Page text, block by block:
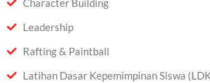
Character Building
Leadership
Rafting & Paintball
Latihan Dasar Kepemimpinan Siswa